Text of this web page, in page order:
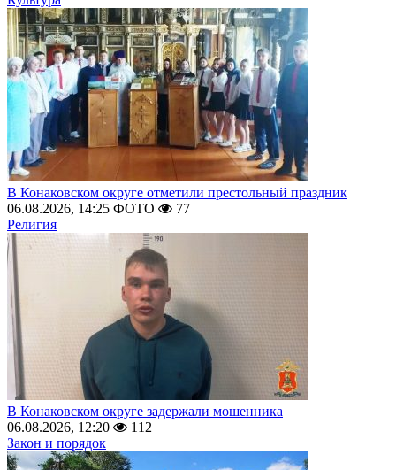
В Конаковском округе отметили престольный праздник
06.08.2026, 14:25 ФОТО
77
Религия
В Конаковском округе задержали мошенника
06.08.2026, 12:20
112
Закон и порядок